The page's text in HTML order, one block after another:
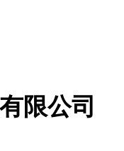
限公司